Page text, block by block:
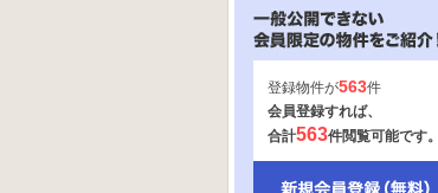
登録物件が563件
会員登録すれば、
合計563件閲覧可能です。